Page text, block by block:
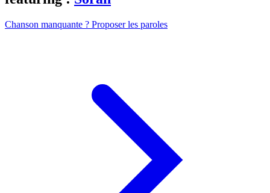
Chanson manquante ? Proposer les paroles